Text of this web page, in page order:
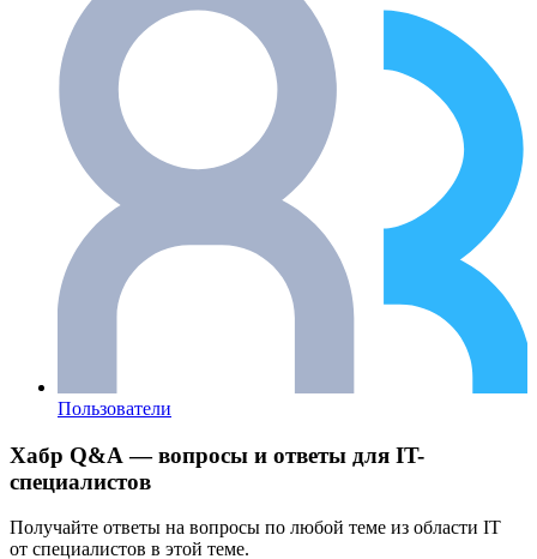
Пользователи
Хабр Q&A — вопросы и ответы для IT-
специалистов
Получайте ответы на вопросы по любой теме из области IT
от специалистов в этой теме.